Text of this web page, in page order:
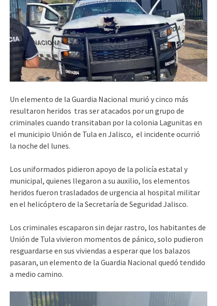
Un elemento de la Guardia Nacional murió y cinco más
resultaron heridos tras ser atacados por un grupo de
criminales cuando transitaban por la colonia Lagunitas en
el municipio Unión de Tula en Jalisco, el incidente ocurrió
la noche del lunes.
Los uniformados pidieron apoyo de la policía estatal y
municipal, quienes llegaron a su auxilio, los elementos
heridos fueron trasladados de urgencia al hospital militar
en el helicóptero de la Secretaría de Seguridad Jalisco.
Los criminales escaparon sin dejar rastro, los habitantes de
Unión de Tula vivieron momentos de pánico, solo pudieron
resguardarse en sus viviendas a esperar que los balazos
pasaran, un elemento de la Guardia Nacional quedó tendido
a medio camino.